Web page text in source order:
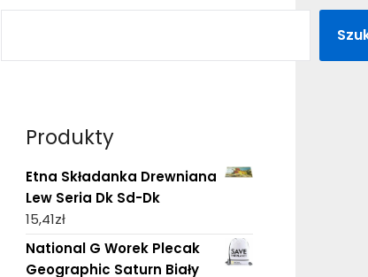
Produkty
Etna Składanka Drewniana
Lew Seria Dk Sd-Dk
15,41zł
National G Worek Plecak
Geographic Saturn Biały